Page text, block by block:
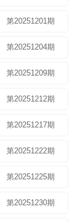
第20251201期
第20251204期
第20251209期
第20251212期
第20251217期
第20251222期
第20251225期
第20251230期